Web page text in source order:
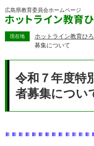
ー
広島県教育委員会ホームページ
現在地 ホットライン教育ひろ
募集について
令和７年度特
者募集につい